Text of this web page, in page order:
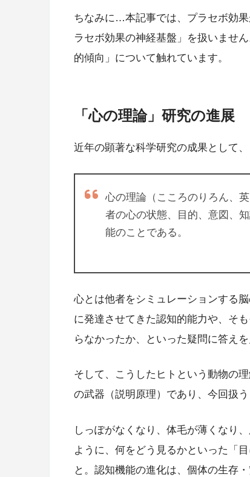
ちなみに…本記事では、プラセボ効
ラセボ効果の神経基盤」を扱いませ
的傾向」について触れています。
「心の理論」研究の進展
近年の顕著な科学研究の成果として
心の理論（こころのりろん、
者の心の状態、目的、意図、
能のことである。
心とは他者をシミュレーションする
に発達させてきた認知的能力や、そ
らなかったか、といった疑問に答え
そして、こうしたヒトという動物の
の武器（説明原理）であり、今回扱
しっぽがなくなり、体毛が薄くなり
ように、何をどう見るかといった「
と。認知機能の進化は、個体の生存